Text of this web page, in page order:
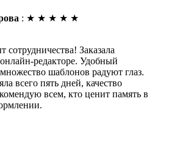
: ★ ★ ★ ★ ★
сотрудничества! Заказала
редакторе. Удобный
шаблонов радуют глаз.
всего пять дней, качество
всем, кто ценит память в